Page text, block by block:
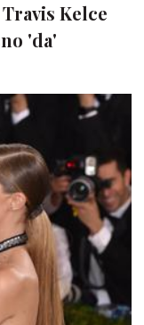
Kelce
'da'